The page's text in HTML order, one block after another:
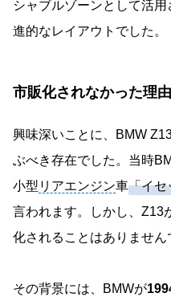
シャブルゾーンとして活
進的なレイアウトでした。
市販化されなかった理
興味深いことに、BMW
ぶべき存在でした。当時
小型 リアエンジン車「イセ
言われます。しかし、Z13
化されることはありません
その背景には、BMWが